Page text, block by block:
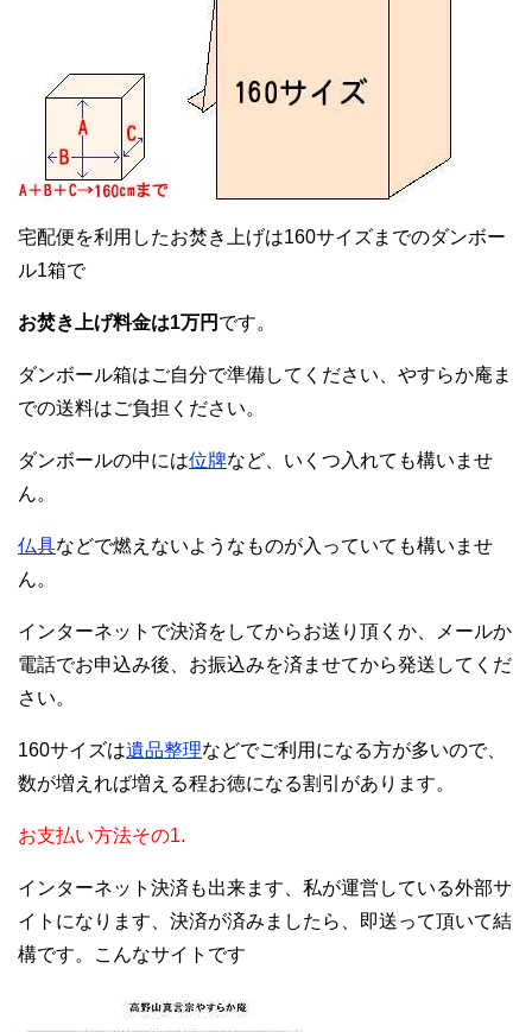
宅配便を利用したお焚き上げは160サイズまでのダンボー
ル1箱で
お焚き上げ料金は1万円 です。
ダンボール箱はご自分で準備してください、やすらか庵ま
での送料はご負担ください。
ダンボールの中には位牌など、いくつ入れても構いませ
ん。
仏具などで燃えないようなものが入っていても構いませ
ん。
インターネットで決済をしてからお送り頂くか、メールか
電話でお申込み後、お振込みを済ませてから発送してくだ
さい。
160サイズは遺品整理などでご利用になる方が多いので、
数が増えれば増える程お徳になる割引があります。
お支払い方法その1.
インターネット決済も出来ます、私が運営している外部サ
イトになります、決済が済みましたら、即送って頂いて結
構です。こんなサイトです